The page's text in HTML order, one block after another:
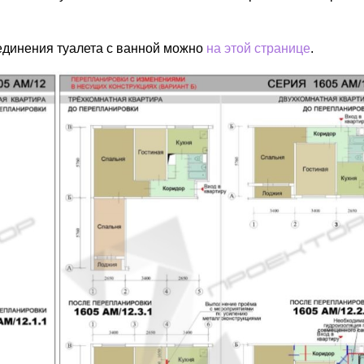
туалета с ванной можно на этой странице.